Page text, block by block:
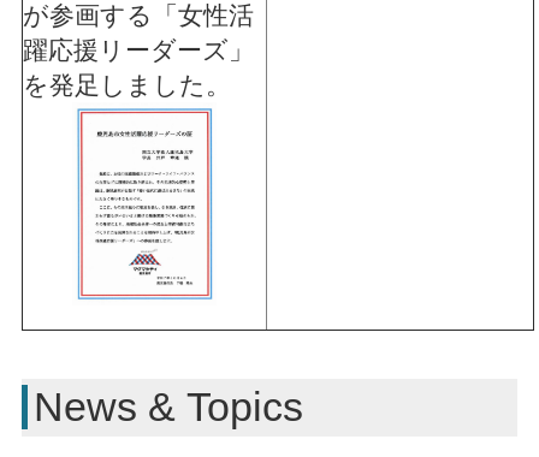
が参画する「女性活
躍応援リーダーズ」
を発足しました。
News & Topics